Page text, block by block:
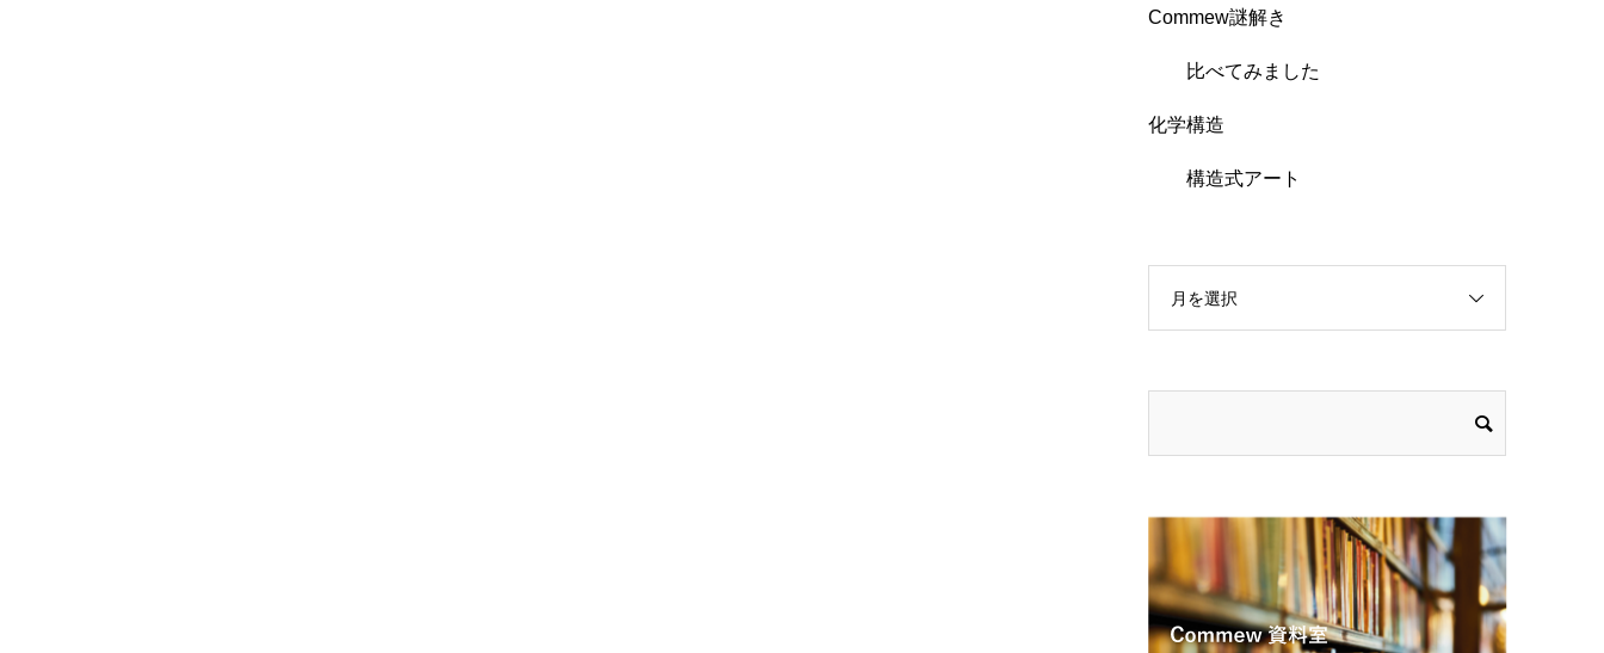
Commew謎解き
比べてみました
化学構造
構造式アート
月を選択